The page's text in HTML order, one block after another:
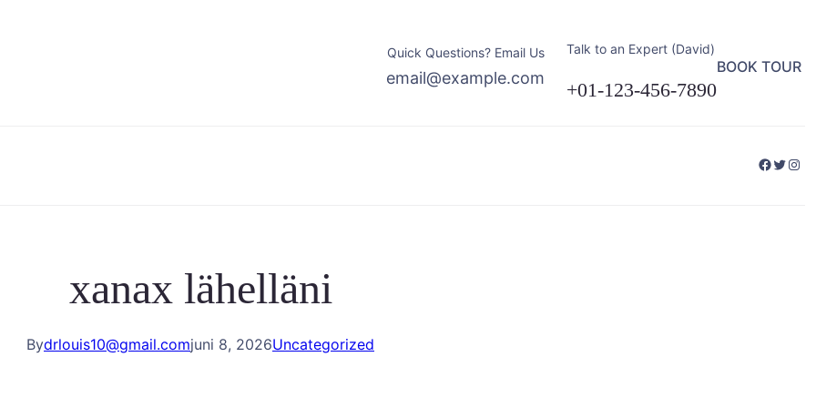
Quick Questions? Email Us
email@example.com
Talk to an Expert (David)
+01-123-456-7890
BOOK TOUR
xanax lähelläni
Bydrlouis10@gmail.comjuni 8, 2026Uncategorized